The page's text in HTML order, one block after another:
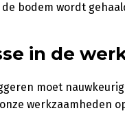
bodem wordt
in de
moet
werkzaamheden